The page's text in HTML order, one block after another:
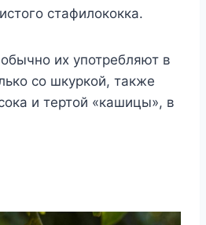
стафилококка.
обычно их употребляют в
со шкуркой, также
и тертой «кашицы», в